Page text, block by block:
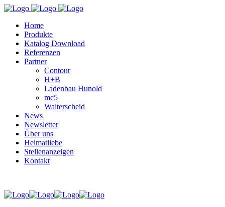
Home
Produkte
Katalog Download
Referenzen
Partner
Contour
H+B
Ladenbau Hunold
mc5
Walterscheid
News
Newsletter
Über uns
Heimatliebe
Stellenanzeigen
Kontakt